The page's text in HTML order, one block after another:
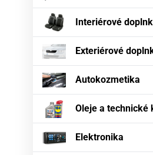
Interiérové
Exteriérové
Autokozmetika
Oleje a technické
Elektronika